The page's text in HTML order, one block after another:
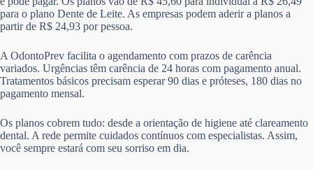
para o plano Dente de Leite. As empresas podem aderir a planos a
partir de R$ 24,93 por pessoa.
A OdontoPrev facilita o agendamento com prazos de carência
variados. Urgências têm carência de 24 horas com pagamento anual.
Tratamentos básicos precisam esperar 90 dias e próteses, 180 dias no
pagamento mensal.
Os planos cobrem tudo: desde a orientação de higiene até clareamento
dental. A rede permite cuidados contínuos com especialistas. Assim,
você sempre estará com seu sorriso em dia.